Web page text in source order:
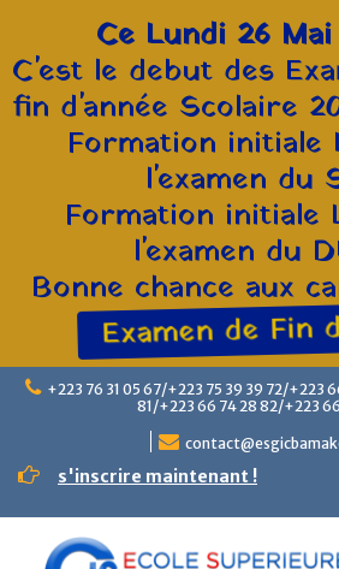
+223 76 31 05 67/+223 75 39 39 72/+223
81/+223 66 74 28 82/+223
s'inscrire maintenant !
Ce Lundi 26
C'est le debut des
fin d'année Scolaire
Formation initiale
l'examen du
Formation initiale
l'examen du
Bonne chance aux
Examen de Fin